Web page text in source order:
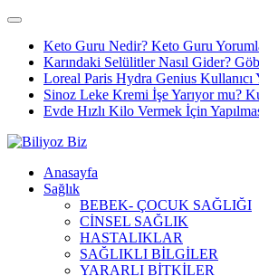
Keto Guru Nedir? Keto Guru
Karındaki Selülitler Nasıl Gider?
Loreal Paris Hydra Genius Kullanıcı
Sinoz Leke Kremi İşe Yarıyor mu?
Evde Hızlı Kilo Vermek İçin
Anasayfa
Sağlık
BEBEK- ÇOCUK SAĞLIĞI
CİNSEL SAĞLIK
HASTALIKLAR
SAĞLIKLI BİLGİLER
YARARLI BİTKİLER